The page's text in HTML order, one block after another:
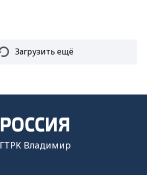
Загрузить ещё
ГТРК Владимир